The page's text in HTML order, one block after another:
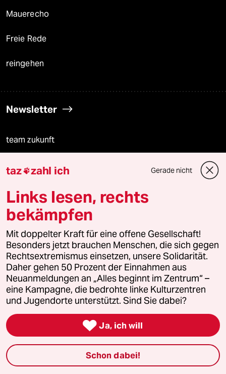
Mauerecho
Freie Rede
reingehen
Newsletter
team zukunft
taz zahl ich
taz lab Infobrief
Veranstaltungen
Demnächst
Vor Ort
Live im Stream
Vergangene
taz zahl ich Gerade nicht
Links lesen, rechts
bekämpfen
Mit doppelter Kraft für eine offene Gesellschaft!
Besonders jetzt brauchen Menschen, die sich gegen
Rechtsextremismus einsetzen, unsere Solidarität.
Daher gehen 50 Prozent der Einnahmen aus
Neuanmeldungen an „Alles beginnt im Zentrum“ –
eine Kampagne, die bedrohte linke Kulturzentren
und Jugendorte unterstützt. Sind Sie dabei?
 Ja, ich will
Schon dabei!